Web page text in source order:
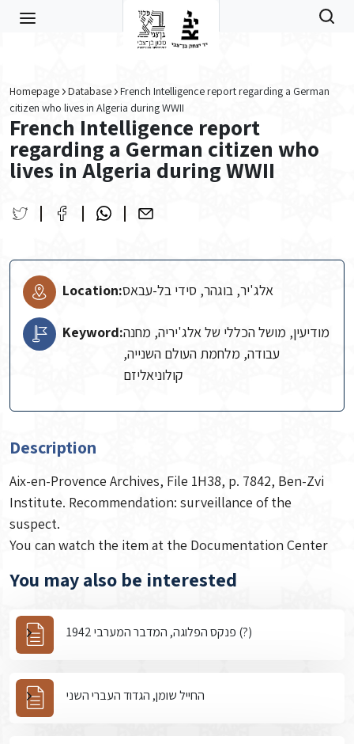
Homepage Database
French Intelligence report regarding a German
citizen who lives in Algeria during WWII
French Intelligence report
regarding a German citizen who
lives in Algeria during WWII
Location:אלג'יר, בוגהר, סידי בל-עבאס
Keyword:מודיעין, מושל הכללי של אלג'יריה, מחנה
עבודה, מלחמת העולם השנייה,
קולוניאליזם
Description
Aix-en-Provence Archives, File 1H38, p. 7842, Ben-Zvi
Institute. Recommendation: surveillance of the
suspect.
You can watch the item at the Documentation Center
You may also be interested
פנקס הפלוגה, המדבר המערבי 1942 (?)
החייל שומן, הגדוד העברי השני